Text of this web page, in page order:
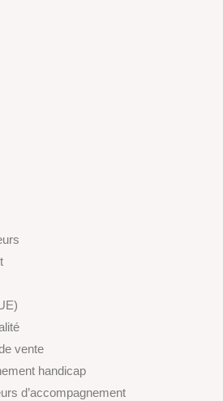
vente
handicap
d’accompagnement